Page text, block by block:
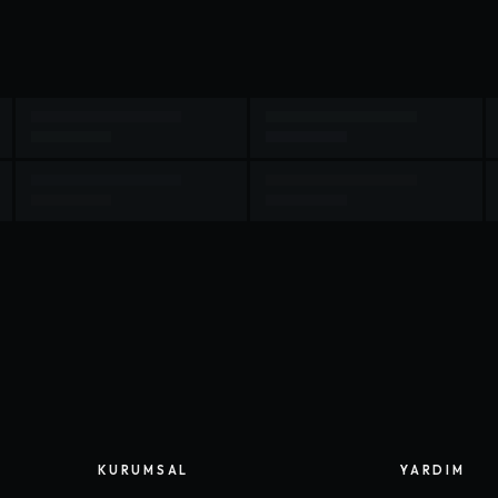
KURUMSAL YARDIM